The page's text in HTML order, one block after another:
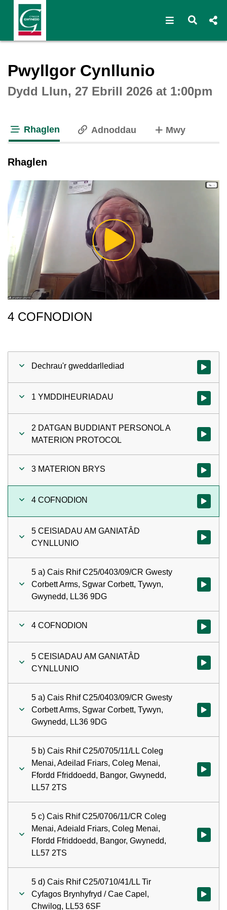
Open Open
Pwyllgor Cynllunio
Dydd Llun, 27 Ebrill 2026 at 1:00pm
Rhaglen Adnoddau Mwyo dabiau
Rhaglen
Play
Video
4 COFNODION
Dechrau'r gweddarllediad Gwylio'r
1 YMDDIHEURIADAU Gwylio'r
2 DATGAN BUDDIANT PERSONOL A
MATERION PROTOCOL
Gwylio'r
3 MATERION BRYS Gwylio'r
4 COFNODION Gwylio'r
5 CEISIADAU AM GANIATÂD
CYNLLUNIO
Gwylio'r
5 a) Cais Rhif C25/0403/09/CR Gwesty
Corbett Arms, Sgwar Corbett, Tywyn,
Gwynedd, LL36 9DG
Gwylio'r
4 COFNODION Gwylio'r
5 CEISIADAU AM GANIATÂD
CYNLLUNIO
Gwylio'r
5 a) Cais Rhif C25/0403/09/CR Gwesty
Corbett Arms, Sgwar Corbett, Tywyn,
Gwynedd, LL36 9DG
Gwylio'r
5 b) Cais Rhif C25/0705/11/LL Coleg
Menai, Adeilad Friars, Coleg Menai,
Ffordd Ffriddoedd, Bangor, Gwynedd,
LL57 2TS
Gwylio'r
5 c) Cais Rhif C25/0706/11/CR Coleg
Menai, Adeiald Friars, Coleg Menai,
Ffordd Ffriddoedd, Bangor, Gwynedd,
LL57 2TS
Gwylio'r
5 d) Cais Rhif C25/0710/41/LL Tir
Cyfagos Brynhyfryd / Cae Capel,
Chwilog, LL53 6SF
Gwylio'r